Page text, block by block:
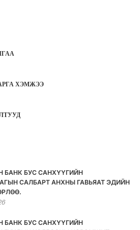
ХЭМЖЭЭ
БАНК БУС САНХҮҮГИЙН
САЛБАРТ АНХНЫ ГАВЬЯАТ ЭДИЙН
БАНК БУС САНХҮҮГИЙН